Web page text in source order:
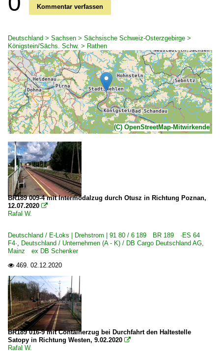
Kommentar verfassen
Deutschland > Sachsen > Sächsische Schweiz-Osterzgebirge >
Königstein/Sächs. Schw. > Rathen
(C) OpenStreetMap-Mitwirkende
BR189 009-4 mit Intermodalzug durch Otusz in Richtung Poznan,
12.07.2020 
Rafal W.
Deutschland / E-Loks | Drehstrom | 91 80 / 6 189 BR 189 ·ES 64
F4·, Deutschland / Unternehmen (A - K) / DB Cargo Deutschland AG,
Mainz ex DB Schenker
 469. 02.12.2020
BR189 016-9 mit Containerzug bei Durchfahrt den Haltestelle
Satopy in Richtung Westen, 9.02.2020 
Rafal W.